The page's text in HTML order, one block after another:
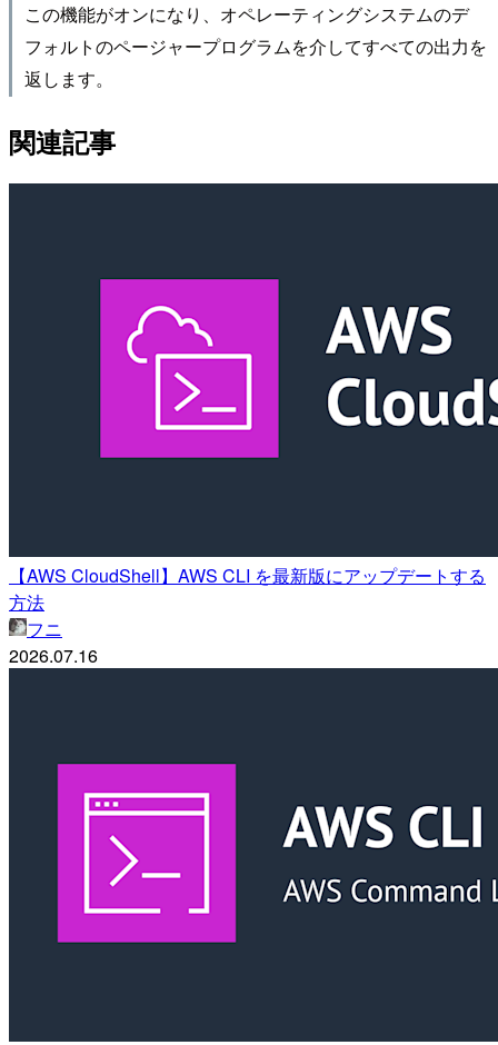
この機能がオンになり、オペレーティングシステムのデ
フォルトのページャープログラムを介してすべての出力を
返します。
関連記事
【AWS CloudShell】AWS CLI を最新版にアップデートする
方法
フニ
2026.07.16